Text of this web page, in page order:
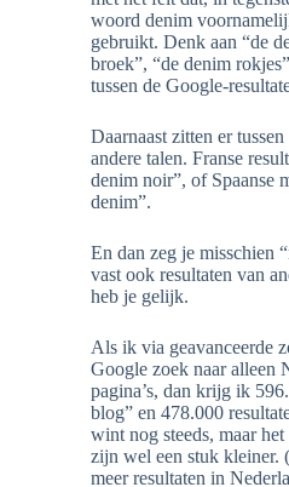
woord denim
gebruikt. Denk aan “de
broek”, “de denim
tussen de Google-
Daarnaast zitten er
andere talen. Franse
denim noir”, of Spaanse
denim”.
En dan zeg je misschien
vast ook resultaten van
heb je gelijk.
Als ik via geavanceerde
Google zoek naar alleen
pagina’s, dan krijg ik
blog” en 478.000
wint nog steeds, maar
zijn wel een stuk kleiner.
meer resultaten in